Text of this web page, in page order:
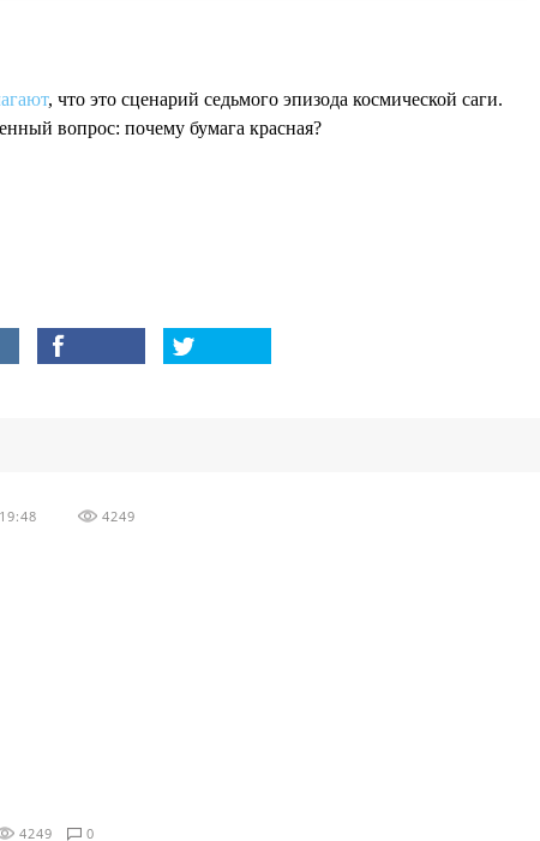
, что это сценарий седьмого эпизода космической саги.
вопрос: почему бумага красная?
4249
4249 0